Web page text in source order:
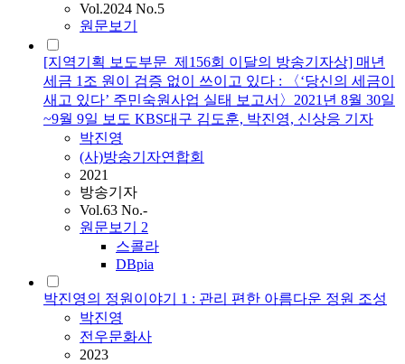
Vol.2024 No.5
원문보기
[지역기획 보도부문_제156회 이달의 방송기자상] 매년
세금 1조 원이 검증 없이 쓰이고 있다 : 〈‘당신의 세금이
새고 있다’ 주민숙원사업 실태 보고서〉2021년 8월 30일
~9월 9일 보도 KBS대구 김도훈, 박진영, 신상응 기자
박진영
(사)방송기자연합회
2021
방송기자
Vol.63 No.-
원문보기 2
스콜라
DBpia
박진영의 정원이야기 1 : 관리 편한 아름다운 정원 조성
박진영
전우문화사
2023